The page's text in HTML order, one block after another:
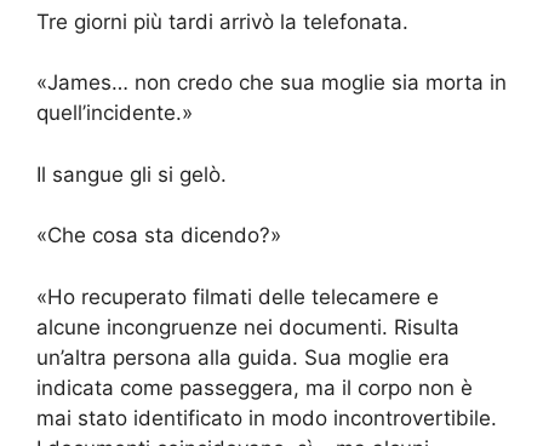
Tre giorni più tardi arrivò la telefonata.
«James… non credo che sua moglie sia morta in
quell’incidente.»
Il sangue gli si gelò.
«Che cosa sta dicendo?»
«Ho recuperato filmati delle telecamere e
alcune incongruenze nei documenti. Risulta
un’altra persona alla guida. Sua moglie era
indicata come passeggera, ma il corpo non è
mai stato identificato in modo incontrovertibile.